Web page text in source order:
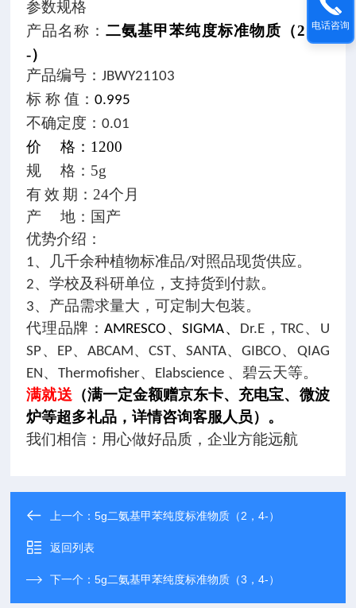
参数规格
产品名称：二氨基甲苯纯度标准物质（2，6
-）
产品编号：JBWY21103
标 称 值 ：0.995
不确定度 ：0.01
价
格： 1200
规 格： 5g
有 效 期：24个月
产
地：国产
优势介绍：
1、几千余种植物标准品/对照品现货供应。
2、学校及科研单位，支持货到付款。
3、产品需求量大，可定制大包装。
代理品牌：AMRESCO、SIGMA、 Dr.E，TRC、U
SP、EP、ABCAM、CST、SANTA、GIBCO、QIAG
EN、Thermofisher、Elabscience 、碧云天等。
满就送（满一定金额赠京东卡、充电宝、微波
炉等超多礼品，详情咨询客服人员）。
我们相信：用心做好品质，企业方能远航
上一个：5g二氨基甲苯纯度标准物质（2，4-）
返回列表
下一个：5g二氨基甲苯纯度标准物质（3，4-）
电话咨询